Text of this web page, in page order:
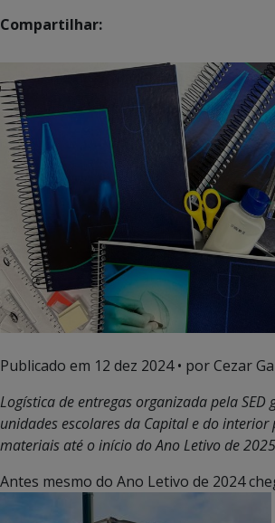
Compartilhar:
Publicado em 12 dez 2024• por Cezar
Logística de entregas organizada pela SED
unidades escolares da Capital e do interior
materiais até o início do Ano Letivo de
Antes mesmo do Ano Letivo de 2024